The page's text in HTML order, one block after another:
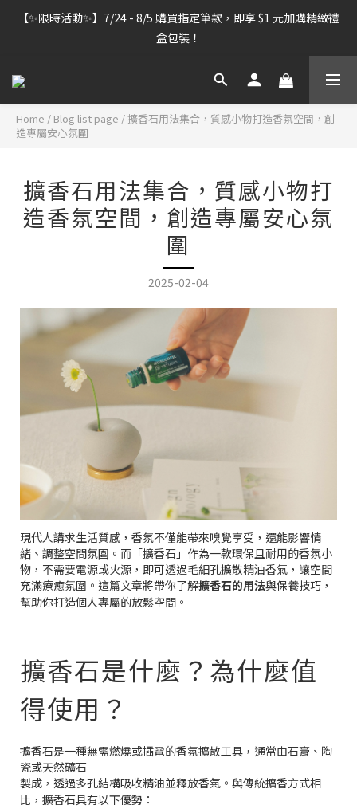
【雷雕訂單出貨暫停】7/30–8/7 進行機器維護，期間「含雷雕之
訂單」將暫停出貨，敬請見諒。
【✨限時活動✨】7/24 - 8/5 購買指定筆款，即享 $1 元加購精緻禮
盒包裝！
【雷雕訂單出貨暫停】7/30–8/7 進行機器維護，期間「含雷雕之
Home / Blog list page /擴香石用法集合，質感小物打造香氛空間，創
造專屬安心氛圍
擴香石用法集合，質感小物打
造香氛空間，創造專屬安心氛
圍
2025-02-04
現代人講求生活質感，香氛不僅能帶來嗅覺享受，還能影響情
緒、調整空間氛圍。而「擴香石」作為一款環保且耐用的香氛小
物，不需要電源或火源，即可透過毛細孔擴散精油香氣，讓空間
充滿療癒氛圍。這篇文章將帶你了解擴香石的用法與保養技巧，
幫助你打造個人專屬的放鬆空間。
擴香石是什麼？為什麼值
得使用？
擴香石是一種無需燃燒或插電的香氛擴散工具，通常由石膏、陶
瓷或天然礦石
製成，透過多孔結構吸收精油並釋放香氣。與傳統擴香方式相
比，擴香石具有以下優勢：